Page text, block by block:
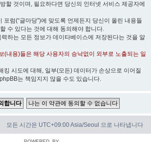
할 것이며, 필요하다면 당신의 인터넷 서비스 제공자에
포럼(“글마당”)에 맞도록 언제든지 당신이 올린 내용들
수 있다는 것에 대해 동의해야 합니다.
하는 모든 정보가 데이타베이스에 저장된다는 것을 알
(내용)들은 해당 사용자의 승낙없이 외부로 노출되는 일
킹 시도에 대해, 일부(모든) 데이터가 손상으로 이어질
는 책임지지 않을 수도 있습니다.
모든 시간은 UTC+09:00 Asia/Seoul 으로 나타냅니다